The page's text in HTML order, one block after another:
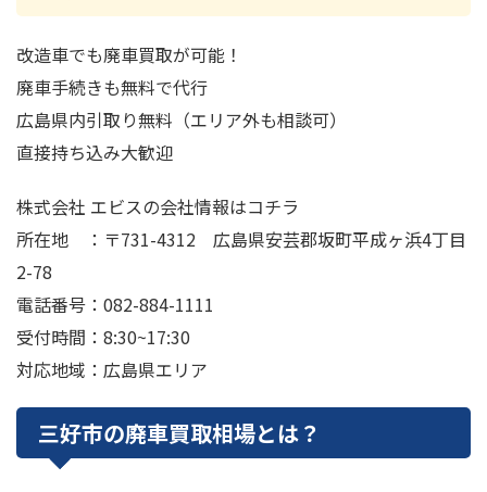
改造車でも廃車買取が可能！
廃車手続きも無料で代行
広島県内引取り無料（エリア外も相談可）
直接持ち込み大歓迎
株式会社 エビスの会社情報はコチラ
所在地 ：〒731-4312 広島県安芸郡坂町平成ヶ浜4丁目
2-78
電話番号：082-884-1111
受付時間：8:30~17:30
対応地域：広島県エリア
三好市の廃車買取相場とは？